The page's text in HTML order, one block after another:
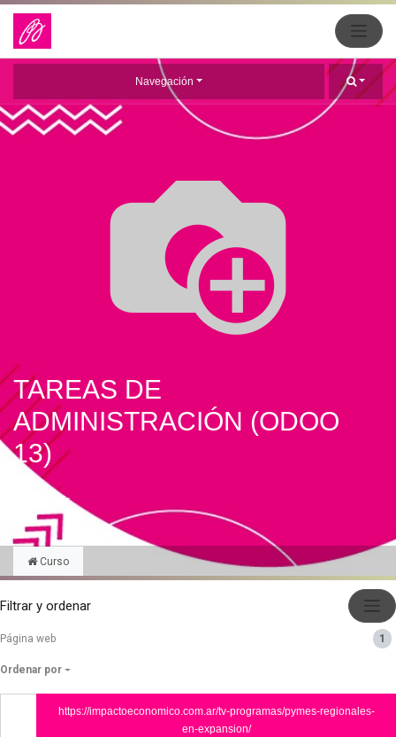
Navegación
TAREAS DE
ADMINISTRACIÓN (ODOO
13)
Compartir
Curso
Filtrar y ordenar
Página web 1
Ordenar por
https://impactoeconomico.com.ar/tv-programas/pymes-regionales-
en-expansion/